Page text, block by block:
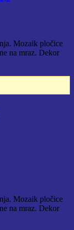
Mozaik pločice
na mraz. Dekor
Mozaik pločice
na mraz. Dekor